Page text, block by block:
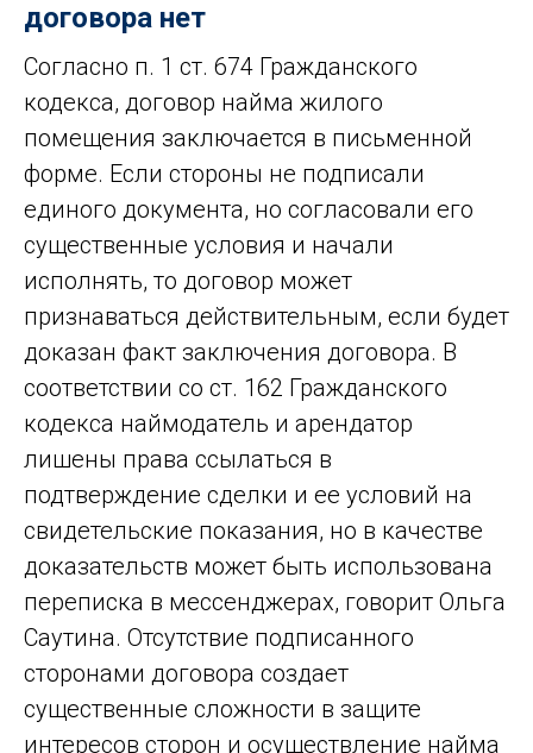
договора нет
Согласно п. 1 ст. 674 Гражданского
кодекса, договор найма жилого
помещения заключается в письменной
форме. Если стороны не подписали
единого документа, но согласовали его
существенные условия и начали
исполнять, то договор может
признаваться действительным, если будет
доказан факт заключения договора. В
соответствии со ст. 162 Гражданского
кодекса наймодатель и арендатор
лишены права ссылаться в
подтверждение сделки и ее условий на
свидетельские показания, но в качестве
доказательств может быть использована
переписка в мессенджерах, говорит Ольга
Саутина. Отсутствие подписанного
сторонами договора создает
существенные сложности в защите
интересов сторон и осуществление найма